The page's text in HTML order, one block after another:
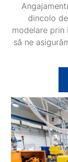
dincolo
modelare
să ne